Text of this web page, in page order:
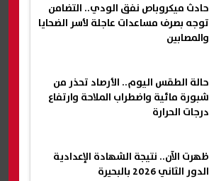
حادث ميكروباص نفق الودي.. التضامن
توجه بصرف مساعدات عاجلة لأسر الضحايا
والمصابين
حالة الطقس اليوم.. الأرصاد تحذر من
شبورة مائية واضطراب الملاحة وارتفاع
درجات الحرارة
ظهرت الآن.. نتيجة الشهادة الإعدادية
الدور الثاني 2026 بالبحيرة